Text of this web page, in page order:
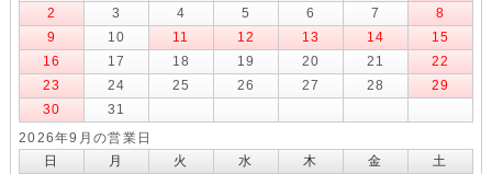
2
3 4 5 6 7
8
9
10 11 12 13 14
15
16
17 18 19 20 21
22
23
24 25 26 27 28
29
30
31
2026年9月の営業日
日
月 火 水 木 金
土